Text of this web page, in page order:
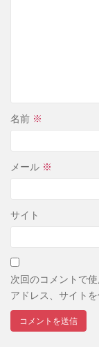
名前 ※
メール ※
サイト
次回のコメントで
アドレス、サイトを